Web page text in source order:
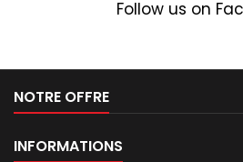
Follow us on
NOTRE OFFRE
INFORMATIONS